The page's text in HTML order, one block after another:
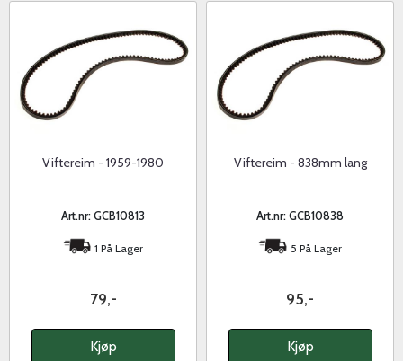
Viftereim - 1959-1980
Art.nr: GCB10813
1 På Lager
79,-
Kjøp
Viftereim - 838mm lang
Art.nr: GCB10838
5 På Lager
95,-
Kjøp